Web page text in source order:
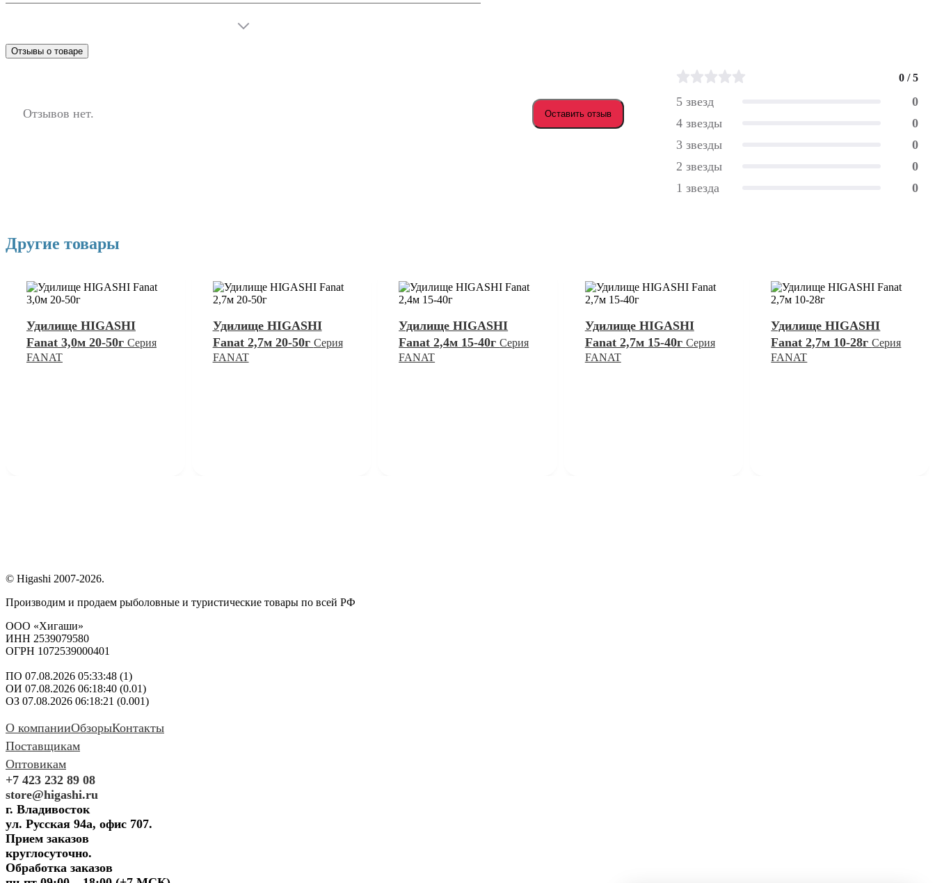
Отзывы о товаре
Отзывов нет. Оставить отзыв
0 / 5
5 звезд
0
4 звезды
0
3 звезды
0
2 звезды
0
1 звезда
0
Другие товары
Удилище HIGASHI
Fanat 3,0м 20-50г Серия
FANAT
Удилище HIGASHI
Fanat 2,7м 20-50г Серия
FANAT
Удилище HIGASHI
Fanat 2,4м 15-40гСерия
FANAT
Удилище HIGASHI
Fanat 2,7м 15-40г Серия
FANAT
Удилище HIGASHI
Fanat 2,7м 10-28гСерия
FANAT
© Higashi 2007-2026.
Производим и продаем рыболовные и туристические товары по всей РФ
ООО «Хигаши»
ИНН 2539079580
ОГРН 1072539000401
ПО 07.08.2026 05:33:48 (1)
ОИ 07.08.2026 06:18:40 (0.01)
ОЗ 07.08.2026 06:18:21 (0.001)
О компанииОбзорыКонтакты
Поставщикам
Оптовикам
+7 423 232 89 08
store@higashi.ru
г. Владивосток
ул. Русская 94а, офис 707.
Прием заказов
круглосуточно.
Обработка заказов